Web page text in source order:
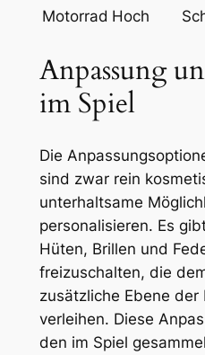
Motorrad Hoch
Anpassung
im Spiel
Die
sind zwar rein
unterhaltsame
personalisieren. Es
Hüten, Brillen und
freizuschalten, die
zusätzliche Ebene
verleihen. Diese
den im Spiel